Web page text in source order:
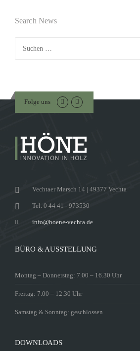
Search News
Folge uns
Vechtaer Marsch 14 | 49377 Vechta
Tel. 0 44 41 - 973530
info@hoene-vechta.de
BÜRO & AUSSTELLUNG
Montag – Donnerstag: 7.00 – 16.30 Uhr
Freitag: 7.00 – 12.30 Uhr
Samstag & Sonntag: geschlossen
DOWNLOADS